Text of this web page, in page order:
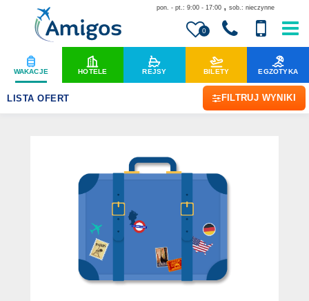
0
pon. - pt.: 9:00 - 17:00 , sob.: nieczynne
WAKACJE HOTELE REJSY BILETY EGZOTYKA
LISTA OFERT FILTRUJ WYNIKI